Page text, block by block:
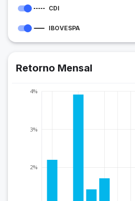
CDI
IBOVESPA
Retorno Mensal
2%
3%
4%